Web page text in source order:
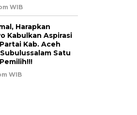
WIB
Harapkan
Kabulkan Aspirasi
Kab. Aceh
Satu
WIB